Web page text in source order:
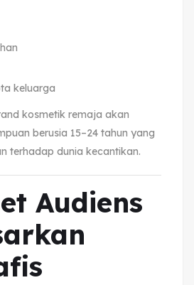
keluarga
kosmetik remaja akan
berusia 15–24 tahun yang
terhadap dunia kecantikan.
Audiens